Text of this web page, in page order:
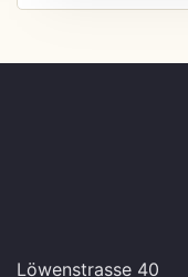
Löwenstrasse 40